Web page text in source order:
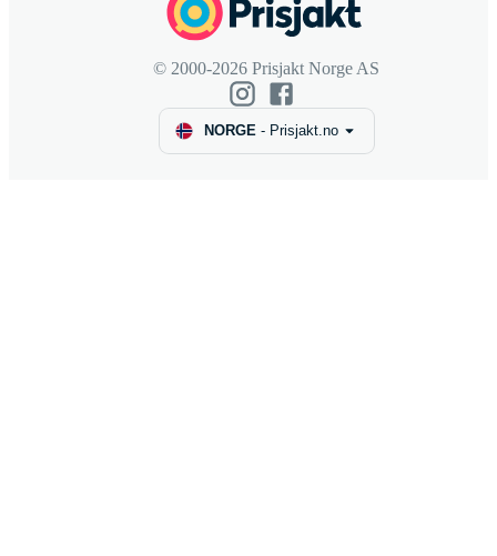
© 2000-2026 Prisjakt Norge AS
NORGE- Prisjakt.no